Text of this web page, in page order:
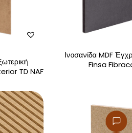
TD NAF
Ινοσανίδα MDF
Finsa